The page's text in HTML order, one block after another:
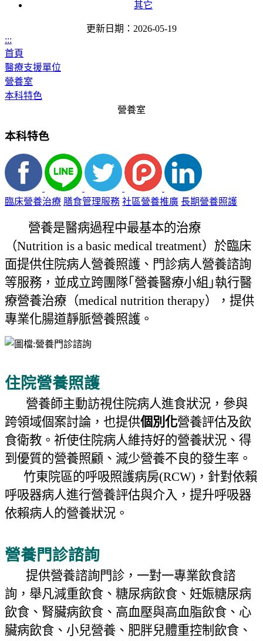
其它
更新日期：2026-05-19
:::
首頁
醫療支援單位
營養室
本科特色
營養室
本科特色
臨床營養治療 膳食管理服務 社區營養推廣 長期營養照護
營養是醫病過程中最基本的治療
（Nutrition is a basic medical treatment）於臨床
面提供住院病人營養照護、門診病人營養諮詢
等服務，並成立跨團隊｢營養醫療小組｣執行醫
療營養治療（medical nutrition therapy），提供
專業化腸道靜脈營養照護。
住院營養照護
營養師主動訪視住院病人進食狀況，參與
跨領域個案討論，也提供個別化營養評估及飲
食衛教。祈使住院病人維持好的營養狀況、得
到優質的營養照顧、減少營養不良的發生率。
竹東院區的呼吸照護病房(RCW) ，針對依賴
呼吸器病人進行營養評估與介入，提升呼吸器
依賴病人的營養狀況。
營養門診諮詢
提供營養諮詢門診，一對一專業飲食諮
詢，舉凡減重飲食、糖尿病飲食、妊娠糖尿病
飲食、腎臟病飲食、高血壓與高血脂飲食、心
臟病飲食、小兒營養、肥胖兒體重控制飲食、